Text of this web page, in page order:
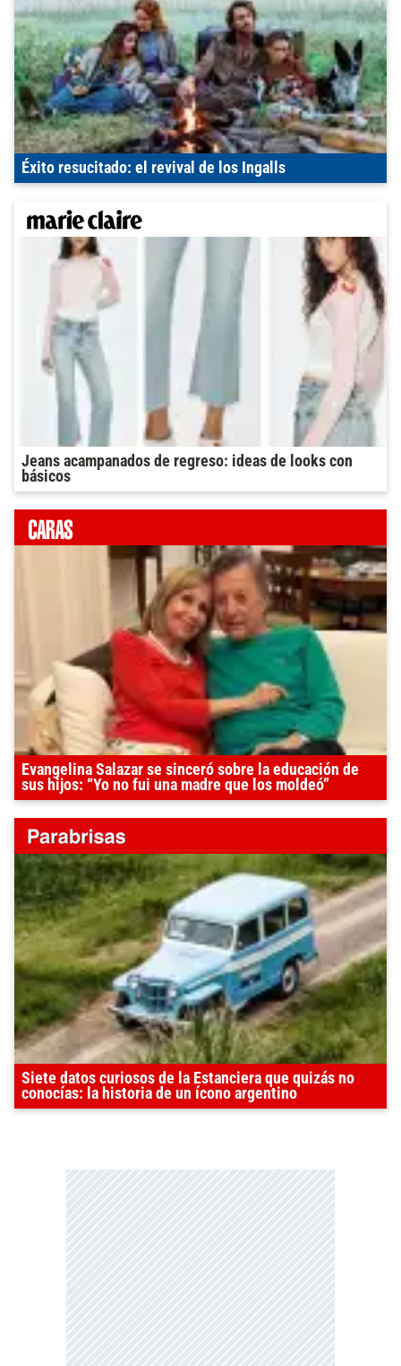
Éxito resucitado: el revival de los Ingalls
Jeans acampanados de regreso: ideas de looks con
básicos
Evangelina Salazar se sinceró sobre la educación de
sus hijos: “Yo no fui una madre que los moldeó”
Siete datos curiosos de la Estanciera que quizás no
conocías: la historia de un ícono argentino